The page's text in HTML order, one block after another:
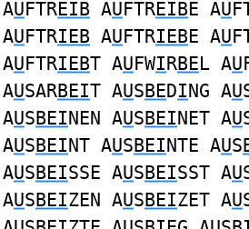
AUFTREIB AUFTREIBE AU
AUFTRIEB AUFTRIEBE AU
AUFTRIEBT AUFWIRBEL AU
AUSARBEIT AUSBEDING AU
AUSBEINEN AUSBEINET AU
AUSBEINT AUSBEINTE AUS
AUSBEISSE AUSBEISST AU
AUSBEIZEN AUSBEIZET AU